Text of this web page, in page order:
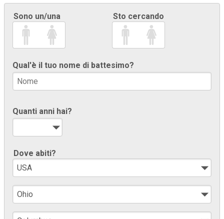
Sono un/una Sto cercando
Qual'è il tuo nome di battesimo?
Quanti anni hai?
Dove abiti?